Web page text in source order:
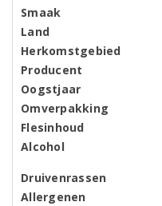
Smaak
Land
Herkomstgebied
Producent
Oogstjaar
Omverpakking
Flesinhoud
Alcohol
Druivenrassen
Allergenen